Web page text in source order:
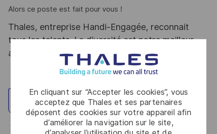
En cliquant sur “Accepter les cookies”, vous
acceptez que Thales et ses partenaires
déposent des cookies sur votre appareil afin
d’améliorer la navigation sur le site,
Alors ce poste est fait pour vous !
Thales, entreprise Handi-Engagée, reconnait
tous les talents. La diversité est notre meilleur
atout. Postulez et rejoignez nous !
Explorez un site